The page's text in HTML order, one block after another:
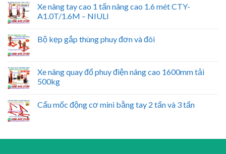
Xe nâng tay cao 1 tấn nâng cao 1.6 mét CTY-
A1.0T/1.6M – NIULI
Bộ kẹp gắp thùng phuy đơn và đôi
Xe nâng quay đổ phuy điện nâng cao 1600mm tải
500kg
Cẩu mốc động cơ mini bằng tay 2 tấn và 3 tấn